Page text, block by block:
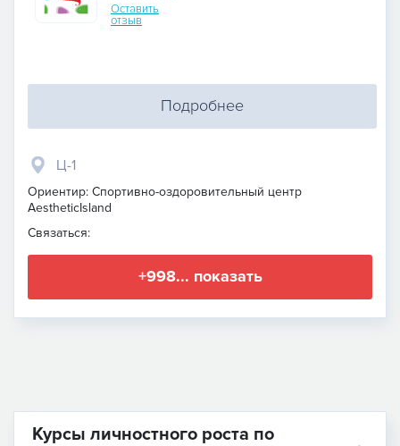
Оставить
отзыв
Подробнее
Ц-1
Ориентир: Спортивно-оздоровительный центр
AestheticIsland
Связаться:
+998... показать
Курсы личностного роста по